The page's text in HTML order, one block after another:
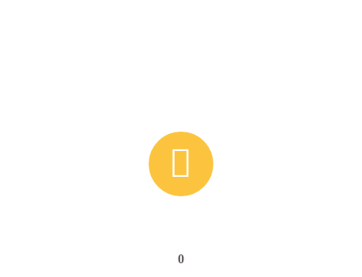


0